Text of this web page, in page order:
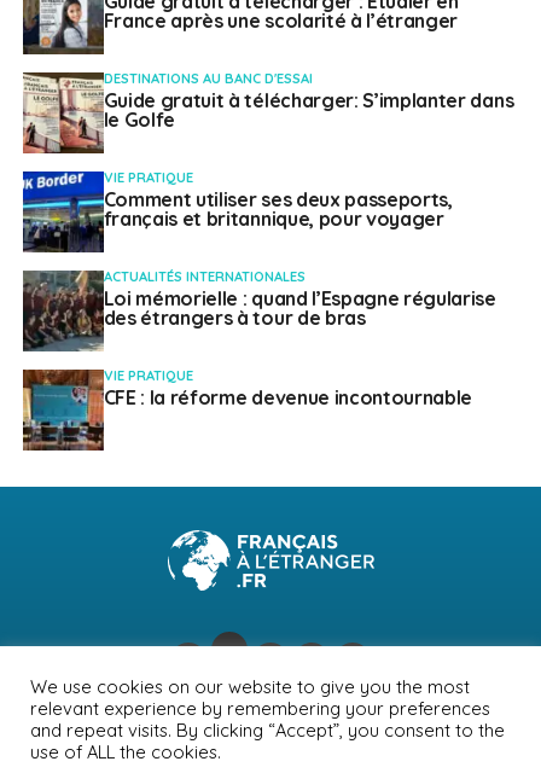
France après une scolarité à l’étranger
DESTINATIONS AU BANC D'ESSAI
Guide gratuit à télécharger: S’implanter dans
le Golfe
VIE PRATIQUE
Comment utiliser ses deux passeports,
français et britannique, pour voyager
ACTUALITÉS INTERNATIONALES
Loi mémorielle : quand l’Espagne régularise
des étrangers à tour de bras
VIE PRATIQUE
CFE : la réforme devenue incontournable
NEWSLETTER PUBLICITÉ CONTACTS
MENTIONS LÉGALES
POLITIQUE DE CONFIDENTIALITÉ
We use cookies on our website to give you the most
relevant experience by remembering your preferences
and repeat visits. By clicking “Accept”, you consent to the
use of ALL the cookies.